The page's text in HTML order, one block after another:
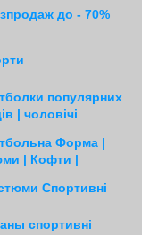
до - 70%
популярних
| чоловічі
Форма |
| Кофти |
Спортивні
спортивні